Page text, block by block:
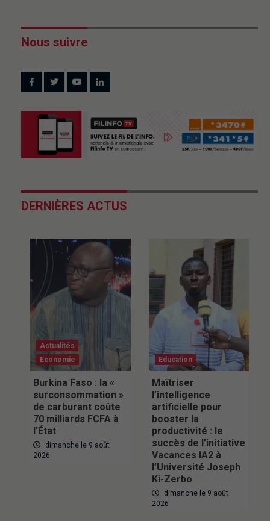
Nous suivre
DERNIÈRES ACTUS
Actualités
Economie
Burkina Faso : la «
surconsommation »
de carburant coûte
70 milliards FCFA à
l’État
dimanche le 9 août
2026
Education
Maîtriser
l’intelligence
artificielle pour
booster la
productivité : le
succès de l’initiative
Vacances IA2 à
l’Université Joseph
Ki-Zerbo
dimanche le 9 août
2026